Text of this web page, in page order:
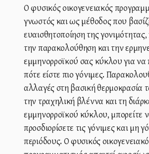
Ο φυσικός οικογενειακός
γνωστός και ως μέθοδος που
ευαισθητοποίηση της
την παρακολούθηση και την
εμμηνορροϊκού σας κύκλου για να
πότε είστε πιο γόνιμες.
αλλαγές στη βασική θερμοκρασία
την τραχηλική βλέννα και τη
εμμηνορροϊκού κύκλου, μπορείτε
προσδιορίσετε τις γόνιμες και μη
περιόδους. Ο φυσικός